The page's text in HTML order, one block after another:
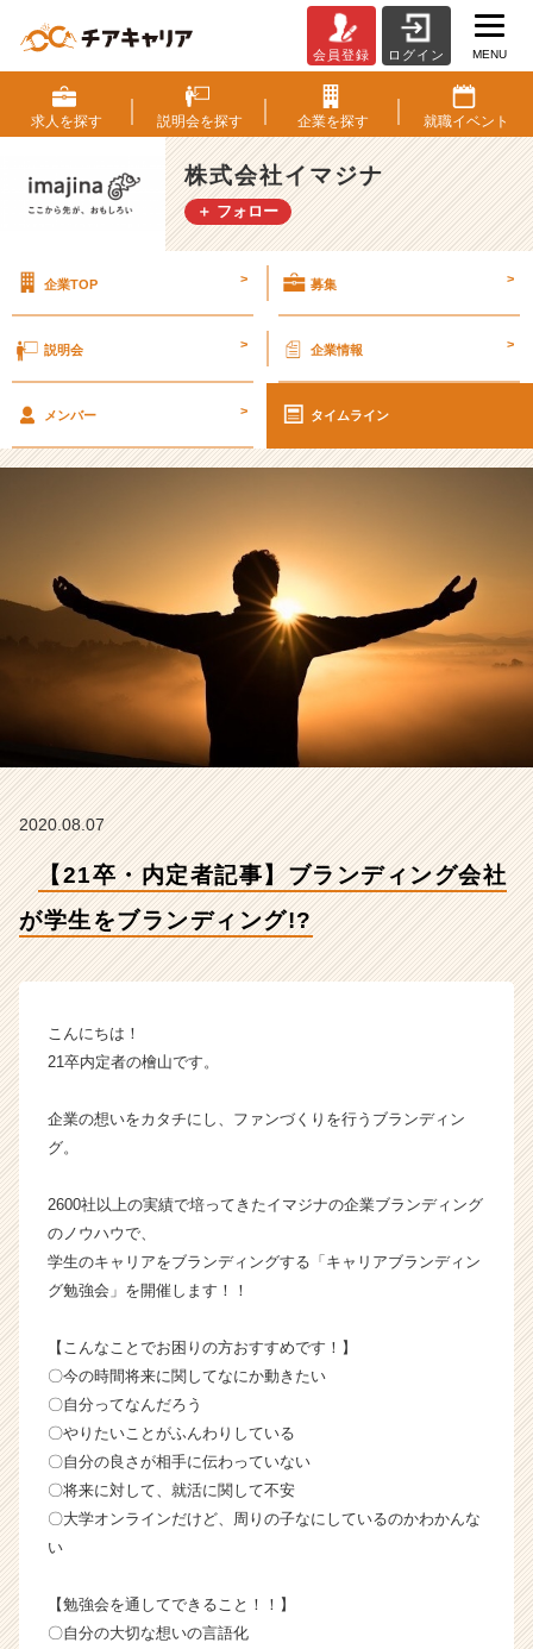
1
卒・
内
定
者
記
ン
ン
社
ラ
デ
ィ
ン
グ!?
【株
イ
マ
ジ
ナ
ラ
ン】
チ
ー・
成
企
か
ら
ス
カ
ウ
ト
就
活
会員登録 ログイン MENU
求人を探す 説明会を探す 企業を探す 就職イベント
株式会社イマジナ
＋ フォロー
企業TOP > 募集 >
説明会 > 企業情報 >
メンバー > タイムライン
2020.08.07
【21卒・内定者記事】ブランディング会社
が学生をブランディング!?
こんにちは！
21卒内定者の檜山です。
企業の想いをカタチにし、ファンづくりを行うブランディン
グ。
2600社以上の実績で培ってきたイマジナの企業ブランディング
のノウハウで、
学生のキャリアをブランディングする「キャリアブランディン
グ勉強会」を開催します！！
【こんなことでお困りの方おすすめです！】
〇今の時間将来に関してなにか動きたい
〇自分ってなんだろう
〇やりたいことがふんわりしている
〇自分の良さが相手に伝わっていない
〇将来に対して、就活に関して不安
〇大学オンラインだけど、周りの子なにしているのかわかんな
い
【勉強会を通してできること！！】
〇自分の大切な想いの言語化